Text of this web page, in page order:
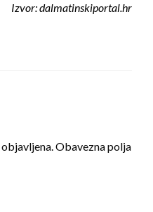
Izvor: dalmatinskiportal.hr
Obavezna polja